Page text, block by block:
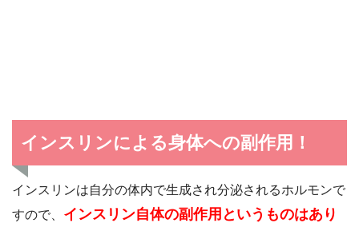
インスリンによる身体への副作用！
インスリンは自分の体内で生成され分泌されるホルモンで
すので、 インスリン自体の副作用というものはあり